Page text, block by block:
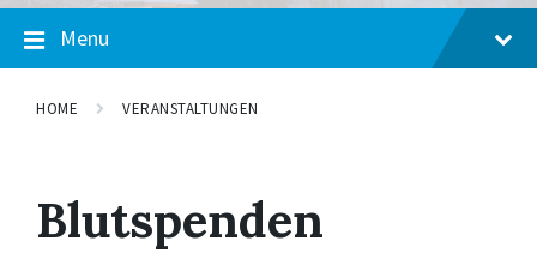
Menu
HOME VERANSTALTUNGEN
Blutspenden